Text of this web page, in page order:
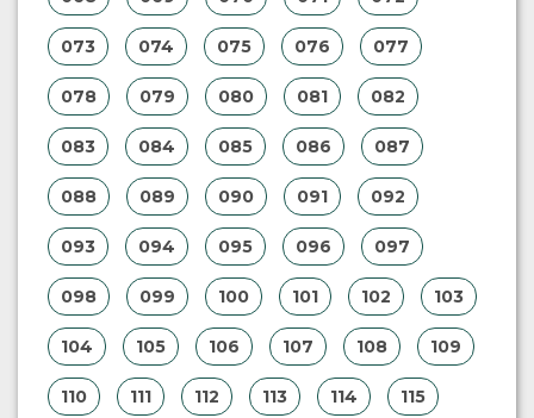
073 074 075 076 077
078 079 080 081 082
083 084 085 086 087
088 089 090 091 092
093 094 095 096 097
098 099 100 101 102 103
104 105 106 107 108 109
110 111 112 113 114 115